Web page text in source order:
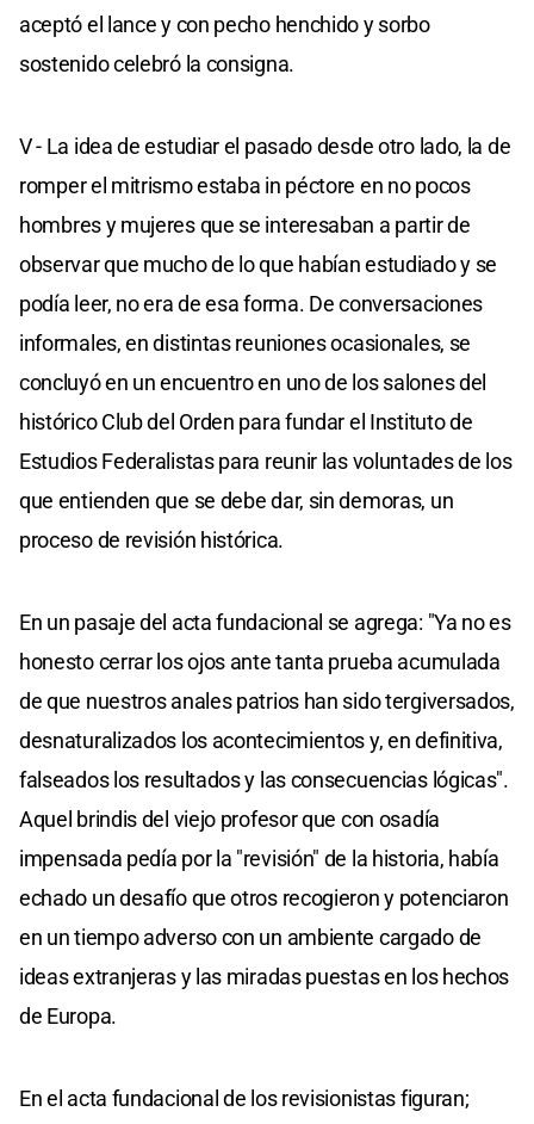
aceptó el lance y con pecho henchido y sorbo
sostenido celebró la consigna.
V - La idea de estudiar el pasado desde otro lado, la de
romper el mitrismo estaba in péctore en no pocos
hombres y mujeres que se interesaban a partir de
observar que mucho de lo que habían estudiado y se
podía leer, no era de esa forma. De conversaciones
informales, en distintas reuniones ocasionales, se
concluyó en un encuentro en uno de los salones del
histórico Club del Orden para fundar el Instituto de
Estudios Federalistas para reunir las voluntades de los
que entienden que se debe dar, sin demoras, un
proceso de revisión histórica.
En un pasaje del acta fundacional se agrega: "Ya no es
honesto cerrar los ojos ante tanta prueba acumulada
de que nuestros anales patrios han sido tergiversados,
desnaturalizados los acontecimientos y, en definitiva,
falseados los resultados y las consecuencias lógicas".
Aquel brindis del viejo profesor que con osadía
impensada pedía por la "revisión" de la historia, había
echado un desafío que otros recogieron y potenciaron
en un tiempo adverso con un ambiente cargado de
ideas extranjeras y las miradas puestas en los hechos
de Europa.
En el acta fundacional de los revisionistas figuran;